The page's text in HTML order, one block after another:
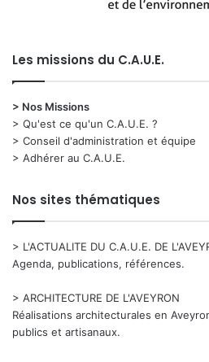
Les missions du C.A.U.E.
> Nos Missions
> Qu'est ce qu'un C.A.U.E. ?
> Conseil d'administration et équipe
> Adhérer au C.A.U.E.
Nos sites thématiques
> L'ACTUALITE DU C.A.U.E. DE
Agenda, publications, références.
> ARCHITECTURE DE L'AVEYRON
Réalisations architecturales en
publics et artisanaux.